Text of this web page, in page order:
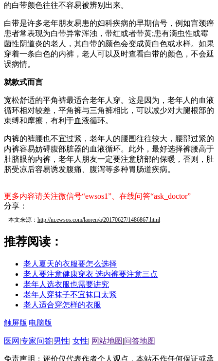
的白带颜色往往不容易被辨别出来。
白带是许多老年朋友易患的妇科疾病的早期信号，例如宫颈癌
患者常表现为白带异常浑浊，带红或者带黄;患有滴虫性或霉
菌性阴道炎的老人，其白带的颜色会变成黄白色或水样。如果
穿着一条白色的内裤，老人可以及时查看白带的颜色，不会延
误病情。
就款式而言
宽松舒适的平角裤最适合老年人穿。这是因为，老年人的血液
循环相对较差，平角裤与三角裤相比，可以减少对大腿根部的
束缚和摩擦，有利于血液循环。
内裤的裤腰也不宜过紧，老年人的腰围往往较大，腰部过紧的
内裤容易妨碍腹部脏器的血液循环。此外，最好选择裤腰高于
肚脐眼的内裤，老年人朋友一定要注意脐部的保暖，否则，肚
脐受凉后容易诱发腹痛、腹泻等多种胃肠道疾病。
更多内容请关注微信号“ewsos1”、在线问答“ask_doctor”
分享：
本文来源： http://m.ewsos.com/laoren/a/20170627/1486867.html
推荐阅读：
老人夏天的衣服要怎么选择
老人要注意健康穿衣 选内裤要注意三点
老年人选衣服也需要讲究
老年人穿袜子不宜袜口太紧
老人适合穿怎样的衣服
触屏版|电脑版
医网 |专家问答|男性| 女性| 网站地图 |问答地图
免责声明：评价仅代表作者个人观点，本站不作任何保证或承